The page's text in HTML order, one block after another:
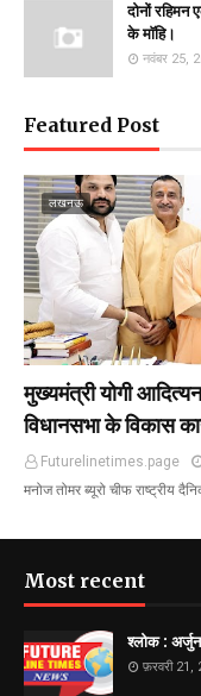
दोनों
के माॅहि।
नवंबर 25,
Featured Post
लखनऊ
मुख्यमंत्री योगी
विधानसभा के विकास
Futurelinetimes.page
मनोज तोमर ब्यूरो चीफ राष्ट्रीय
Most recent
श्लोक :
फ़रवरी 21,